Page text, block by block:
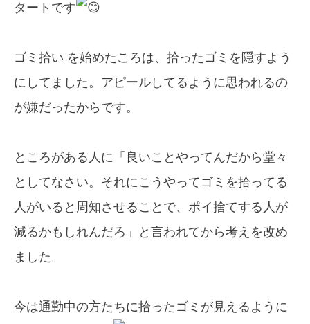
タートです
ゴミ拾い を始めたころは、拾ったゴミを隠すよう
にしてました。アピールしてるように思われるの
が嫌だったからです。
ところがある人に「良いことやってんだから堂々
としてなさい。それにこうやってゴミを拾ってる
人がいると周知させることで、ポイ捨てする人が
減るかもしれんだろ」と言われてから考えを改め
ました。
今は通勤中の方たちに拾ったゴミが見えるように